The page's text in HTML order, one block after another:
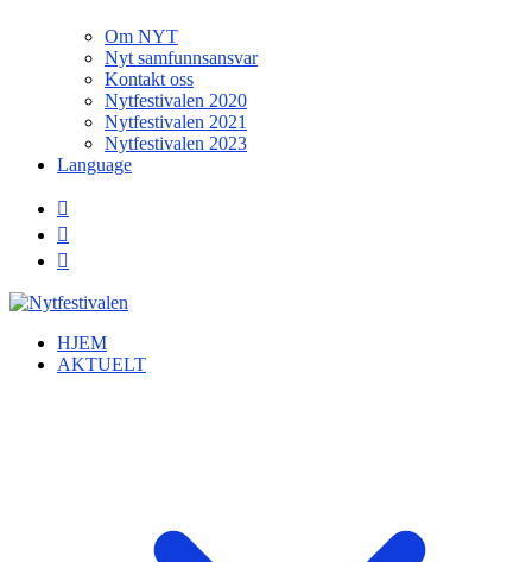
Om NYT
Nyt samfunnsansvar
Kontakt oss
Nytfestivalen 2020
Nytfestivalen 2021
Nytfestivalen 2023
Language
HJEM
AKTUELT